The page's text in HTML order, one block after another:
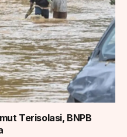
Terisolasi, BNPB